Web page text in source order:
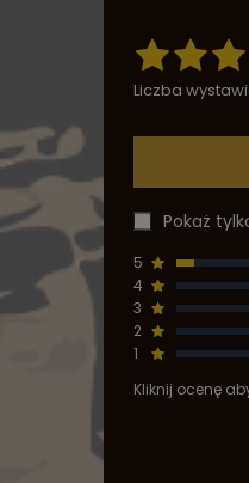
Liczba
Pokaż
5
4
3
2
1
Kliknij ocenę